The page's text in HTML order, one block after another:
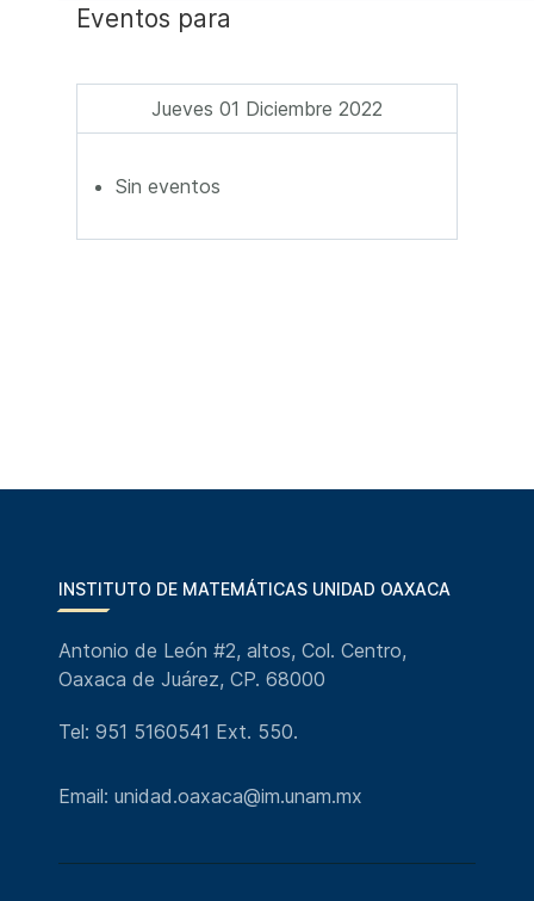
Eventos para
Jueves 01 Diciembre 2022
Sin eventos
INSTITUTO DE MATEMÁTICAS UNIDAD OAXACA
Antonio de León #2, altos, Col. Centro,
Oaxaca de Juárez, CP. 68000
Tel: 951 5160541 Ext. 550.
Email: unidad.oaxaca@im.unam.mx